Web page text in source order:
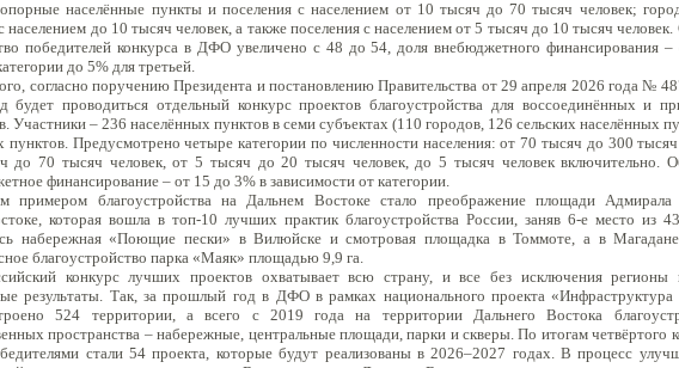
населённые пункты и поселения с населением от 10 тысяч до 70 тысяч человек;
населением до 10 тысяч человек, а также поселения с населением от 5 тысяч до 10 тысяч
победителей конкурса в ДФО увеличено с 48 до 54, доля внебюджетного финансирования
до 5% для третьей.
согласно поручению Президента и постановлению Правительства от 29 апреля 2026 года №
будет проводиться отдельный конкурс проектов благоустройства для воссоединённых и
Участники – 236 населённых пунктов в семи субъектах (110 городов, 126 сельских населённых
пунктов. Предусмотрено четыре категории по численности населения: от 70 тысяч до 300 тысяч
до 70 тысяч человек, от 5 тысяч до 20 тысяч человек, до 5 тысяч человек включительно.
финансирование – от 15 до 3% в зависимости от категории.
примером благоустройства на Дальнем Востоке стало преображение площади
которая вошла в топ‑10 лучших практик благоустройства России, заняв 6‑е место из
набережная «Поющие пески» в Вилюйске и смотровая площадка в Томмоте, а в
благоустройство парка «Маяк» площадью 9,9 га.
конкурс лучших проектов охватывает всю страну, и все без исключения регионы
результаты. Так, за прошлый год в ДФО в рамках национального проекта «Инфраструктура
524 территории, а всего с 2019 года на территории Дальнего Востока
пространства – набережные, центральные площади, парки и скверы. По итогам четвёртого
стали 54 проекта, которые будут реализованы в 2026–2027 годах. В процесс